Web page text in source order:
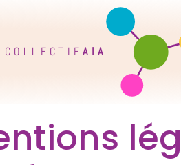
COLLECTIFAIA